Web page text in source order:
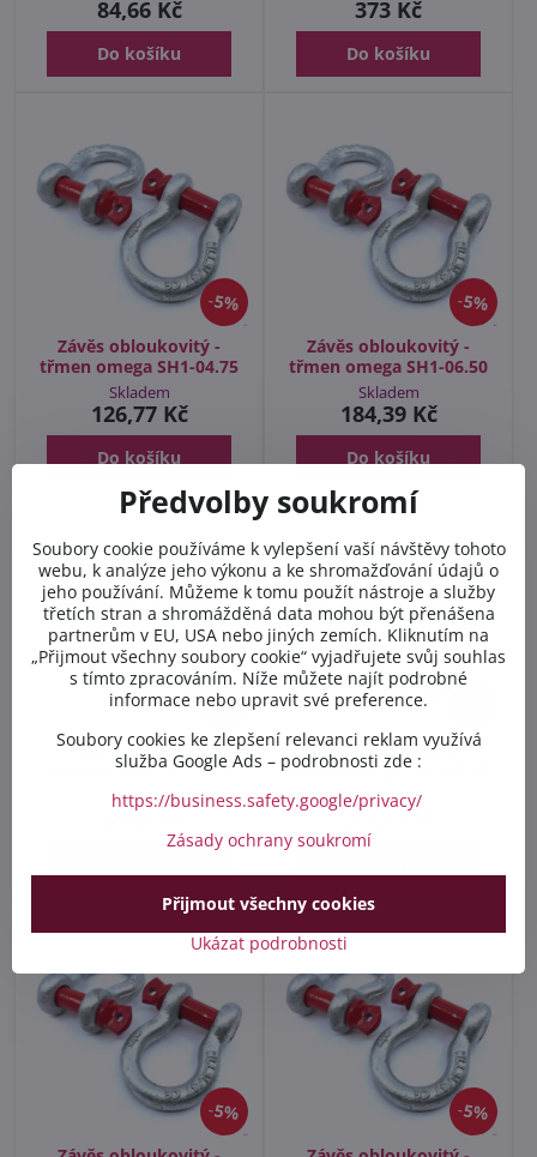
84,66 Kč
Do košíku
373 Kč
Do košíku
5%
Závěs obloukovitý -
třmen omega SH1-04.75
Skladem
126,77 Kč
Do košíku
5%
Závěs obloukovitý -
třmen omega SH1-06.50
Skladem
184,39 Kč
Do košíku
5%
Závěs obloukovitý -
třmen omega SH1-08.50
Skladem
265,06 Kč
Závěs obloukovitý -
třmen omega SH1-09.50
Skladem
367,73 Kč
5% 5%
Předvolby soukromí
Soubory cookie používáme k vylepšení vaší návštěvy tohoto
webu, k analýze jeho výkonu a ke shromažďování údajů o
jeho používání. Můžeme k tomu použít nástroje a služby
třetích stran a shromážděná data mohou být přenášena
partnerům v EU, USA nebo jiných zemích. Kliknutím na
„Přijmout všechny soubory cookie“ vyjadřujete svůj souhlas
s tímto zpracováním. Níže můžete najít podrobné
informace nebo upravit své preference.
Soubory cookies ke zlepšení relevanci reklam využívá
služba Google Ads – podrobnosti zde :
https://business.safety.google/privacy/
Zásady ochrany soukromí
Ukázat podrobnosti
Přijmout všechny cookies